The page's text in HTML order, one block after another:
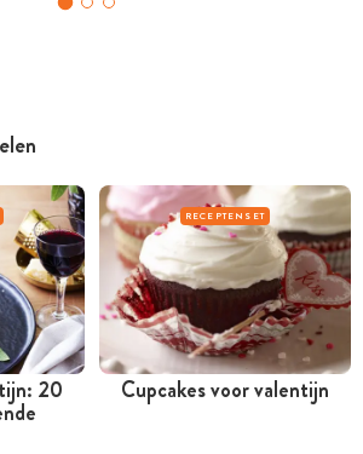
20
RECEPTENSET
Cupcakes voor valentijn